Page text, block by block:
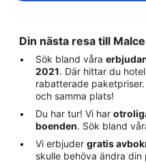
Din nästa resa till
Sök bland våra
2021. Där hittar du
rabatterade
och samma plats!
Du har tur! Vi har
boenden. Sök bland
Vi erbjuder gratis
skulle behöva ändra din